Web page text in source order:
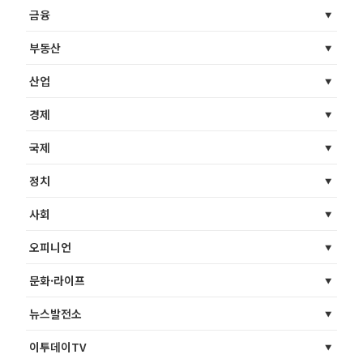
금융
부동산
산업
경제
국제
정치
사회
오피니언
문화·라이프
뉴스발전소
이투데이TV